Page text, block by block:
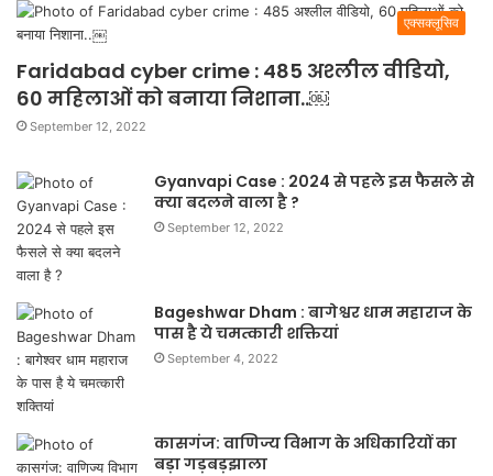
एक्सक्लूसिव
Faridabad cyber crime : 485 अश्लील वीडियो,
60 महिलाओं को बनाया निशाना..￼
September 12, 2022
Gyanvapi Case : 2024 से पहले इस फैसले से
क्या बदलने वाला है ?
September 12, 2022
Bageshwar Dham : बागेश्वर धाम महाराज के
पास है ये चमत्कारी शक्तियां
September 4, 2022
कासगंज: वाणिज्य विभाग के अधिकारियों का
बड़ा गड़बड़झाला